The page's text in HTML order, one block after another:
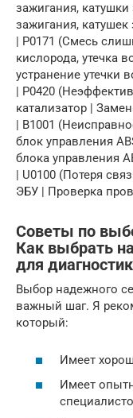
зажигания,
зажигания, катушек
| P0171 (Смесь
кислорода, утечка
устранение утечки
| P0420
катализатор |
| B1001
блок управления
блока управления
| U0100 (Потеря
ЭБУ | Проверка
Советы по
Как выбрать
для
Выбор надежного
важный шаг. Я
который:
Имеет
Имеет